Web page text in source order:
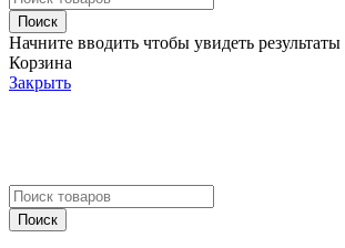
Поиск
Начните вводить чтобы увидеть результаты
Корзина
Закрыть
Поиск